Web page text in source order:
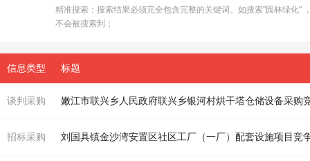
精准搜索：搜索结果必须完全包含完整的关键词。如搜索"园林绿化"
不会被搜索到；
信息类型 标题
谈判采购 嫩江市联兴乡人民政府联兴乡银河村烘干塔仓储设备采购
招标采购 刘国具镇金沙湾安置区社区工厂（一厂）配套设施项目竞